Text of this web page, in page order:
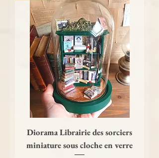
Diorama Librairie des sorciers
miniature sous cloche en verre